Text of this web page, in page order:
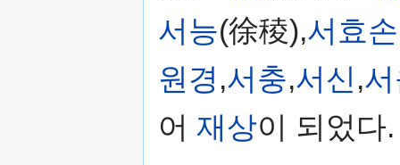
서능(徐稜),서효손
원경 ,서충,서신 ,
어 재상이 되었다.